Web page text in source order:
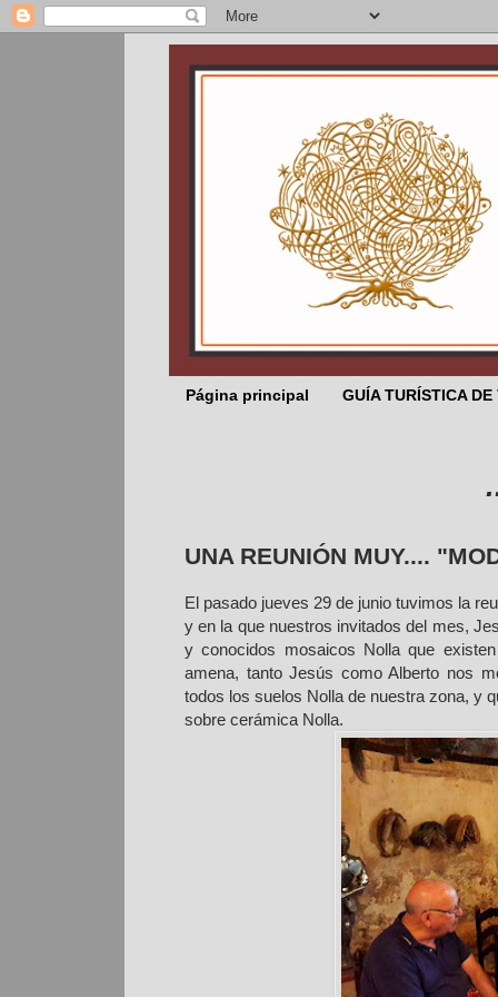
Página principal GUÍA TURÍSTICA
... El
UNA REUNIÓN MUY....
El pasado jueves 29 de junio tuvimos la
y en la que nuestros invitados del mes,
y conocidos mosaicos Nolla que
amena, tanto Jesús como Alberto nos
todos los suelos Nolla de nuestra zona, y
sobre cerámica Nolla.